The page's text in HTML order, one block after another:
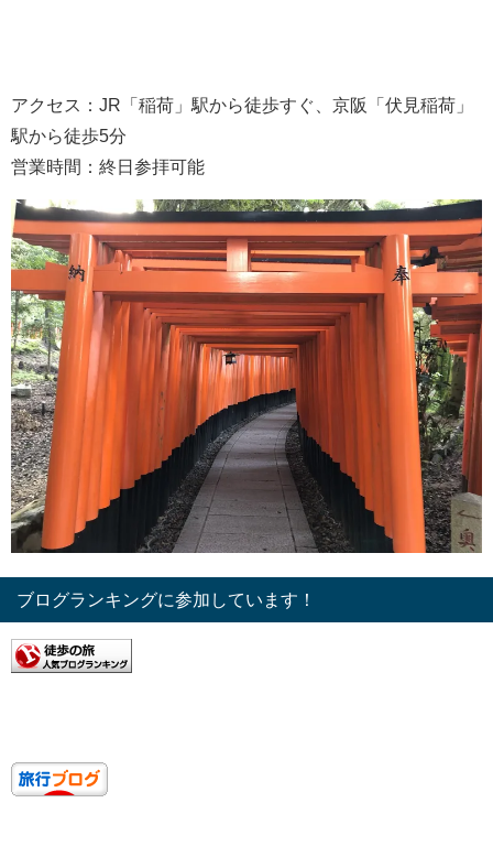
アクセス：JR「稲荷」駅から徒歩すぐ、京阪「伏見稲荷」
駅から徒歩5分
営業時間：終日参拝可能
ブログランキングに参加しています！